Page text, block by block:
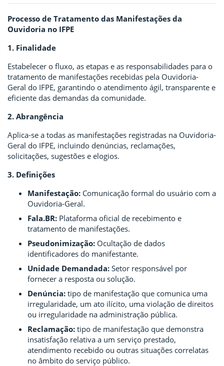
Processo de Tratamento das Manifestações da
Ouvidoria no IFPE
1. Finalidade
Estabelecer o fluxo, as etapas e as responsabilidades para o
tratamento de manifestações recebidas pela Ouvidoria-
Geral do IFPE, garantindo o atendimento ágil, transparente e
eficiente das demandas da comunidade.
2. Abrangência
Aplica-se a todas as manifestações registradas na Ouvidoria-
Geral do IFPE, incluindo denúncias, reclamações,
solicitações, sugestões e elogios.
3. Definições
Manifestação: Comunicação formal do usuário com a
Ouvidoria-Geral.
Fala.BR: Plataforma oficial de recebimento e
tratamento de manifestações.
Pseudonimização: Ocultação de dados
identificadores do manifestante.
Unidade Demandada: Setor responsável por
fornecer a resposta ou solução.
Denúncia: tipo de manifestação que comunica uma
irregularidade, um ato ilícito, uma violação de direitos
ou irregularidade na administração pública.
Reclamação: tipo de manifestação que demonstra
insatisfação relativa a um serviço prestado,
atendimento recebido ou outras situações correlatas
no âmbito do serviço público.